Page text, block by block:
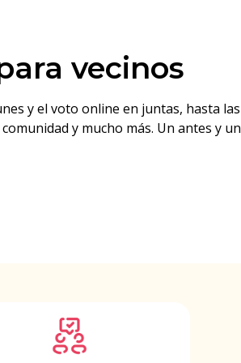
vecinos
y el voto online en juntas, hasta las
y mucho más. Un antes y un